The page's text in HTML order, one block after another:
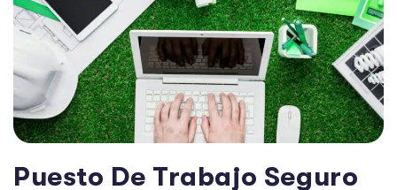
Puesto De Trabajo Seguro